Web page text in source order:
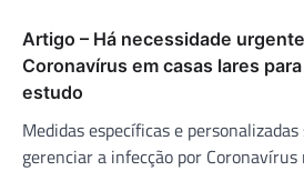
Artigo – Há necessidade
Coronavírus em casas lares
estudo
Medidas específicas e
gerenciar a infecção por